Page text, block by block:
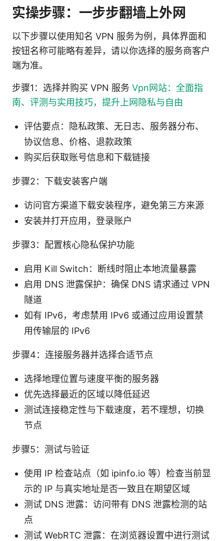
实操步骤：一步步翻墙上外网
以下步骤以使用知名 VPN 服务为例，具体界面和
按钮名称可能略有差异，请以你选择的服务商客户
端为准。
步骤1：选择并购买 VPN 服务 Vpn网站：全面指
南、评测与实用技巧，提升上网隐私与自由
评估要点：隐私政策、无日志、服务器分布、
协议信息、价格、退款政策
购买后获取账号信息和下载链接
步骤2：下载安装客户端
访问官方渠道下载安装程序，避免第三方来源
安装并打开应用，登录账户
步骤3：配置核心隐私保护功能
启用 Kill Switch：断线时阻止本地流量暴露
启用 DNS 泄露保护：确保 DNS 请求通过 VPN
隧道
如有 IPv6，考虑禁用 IPv6 或通过应用设置禁
用传输层的 IPv6
步骤4：连接服务器并选择合适节点
选择地理位置与速度平衡的服务器
优先选择最近的区域以降低延迟
测试连接稳定性与下载速度，若不理想，切换
节点
步骤5：测试与验证
使用 IP 检查站点（如 ipinfo.io 等）检查当前显
示的 IP 与真实地址是否一致且在期望区域
测试 DNS 泄露：访问带有 DNS 泄露检测的站
点
测试 WebRTC 泄露：在浏览器设置中进行测试